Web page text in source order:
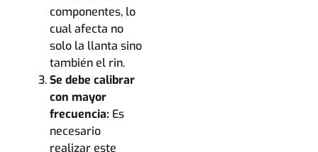
componentes, lo
cual afecta no
solo la llanta sino
también el rin.
Se debe calibrar
con mayor
frecuencia: Es
necesario
realizar este